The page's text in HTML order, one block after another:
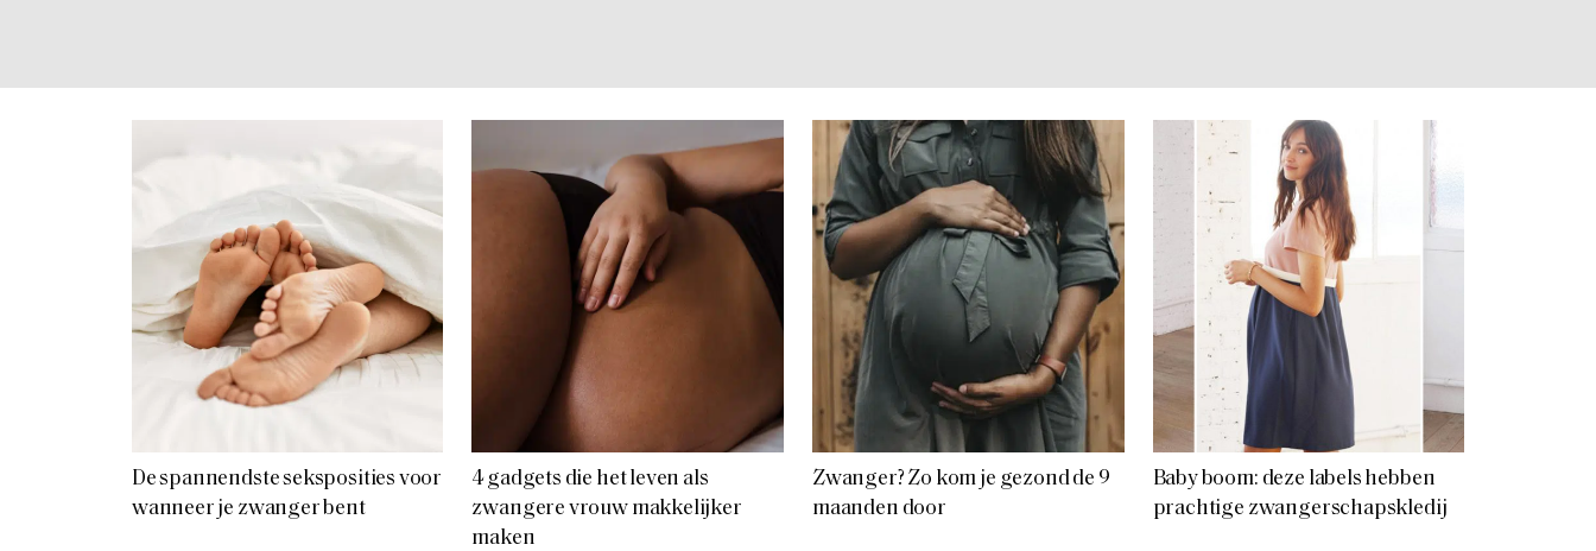
De spannendste seksposities voor
wanneer je zwanger bent
4 gadgets die het leven als
zwangere vrouw makkelijker
maken
Zwanger? Zo kom je gezond de 9
maanden door
Baby boom: deze labels hebben
prachtige zwangerschapskledij